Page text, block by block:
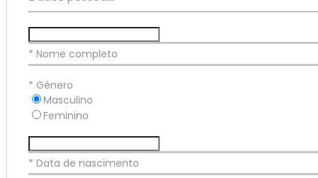
* Nome completo
* Género
Masculino
Feminino
* Data de nascimento